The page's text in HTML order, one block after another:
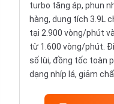
turbo tăng áp, phun
hàng, dung tích 3.9L
tại 2.900 vòng/phút
từ 1.600 vòng/phút.
số lùi, đồng tốc toàn
dạng nhíp lá, giảm